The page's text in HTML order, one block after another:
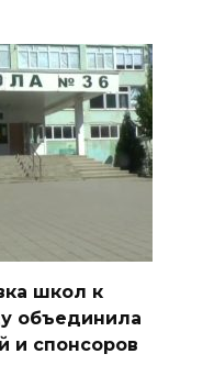
школ к
объединила
и спонсоров